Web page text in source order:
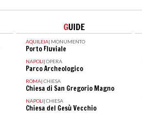
GUIDE
AQUILEIA| MONUMENTO
Porto Fluviale
NAPOLI| OPERA
Parco Archeologico
ROMA| CHIESA
Chiesa di San Gregorio Magno
NAPOLI| CHIESA
Chiesa del Gesù Vecchio